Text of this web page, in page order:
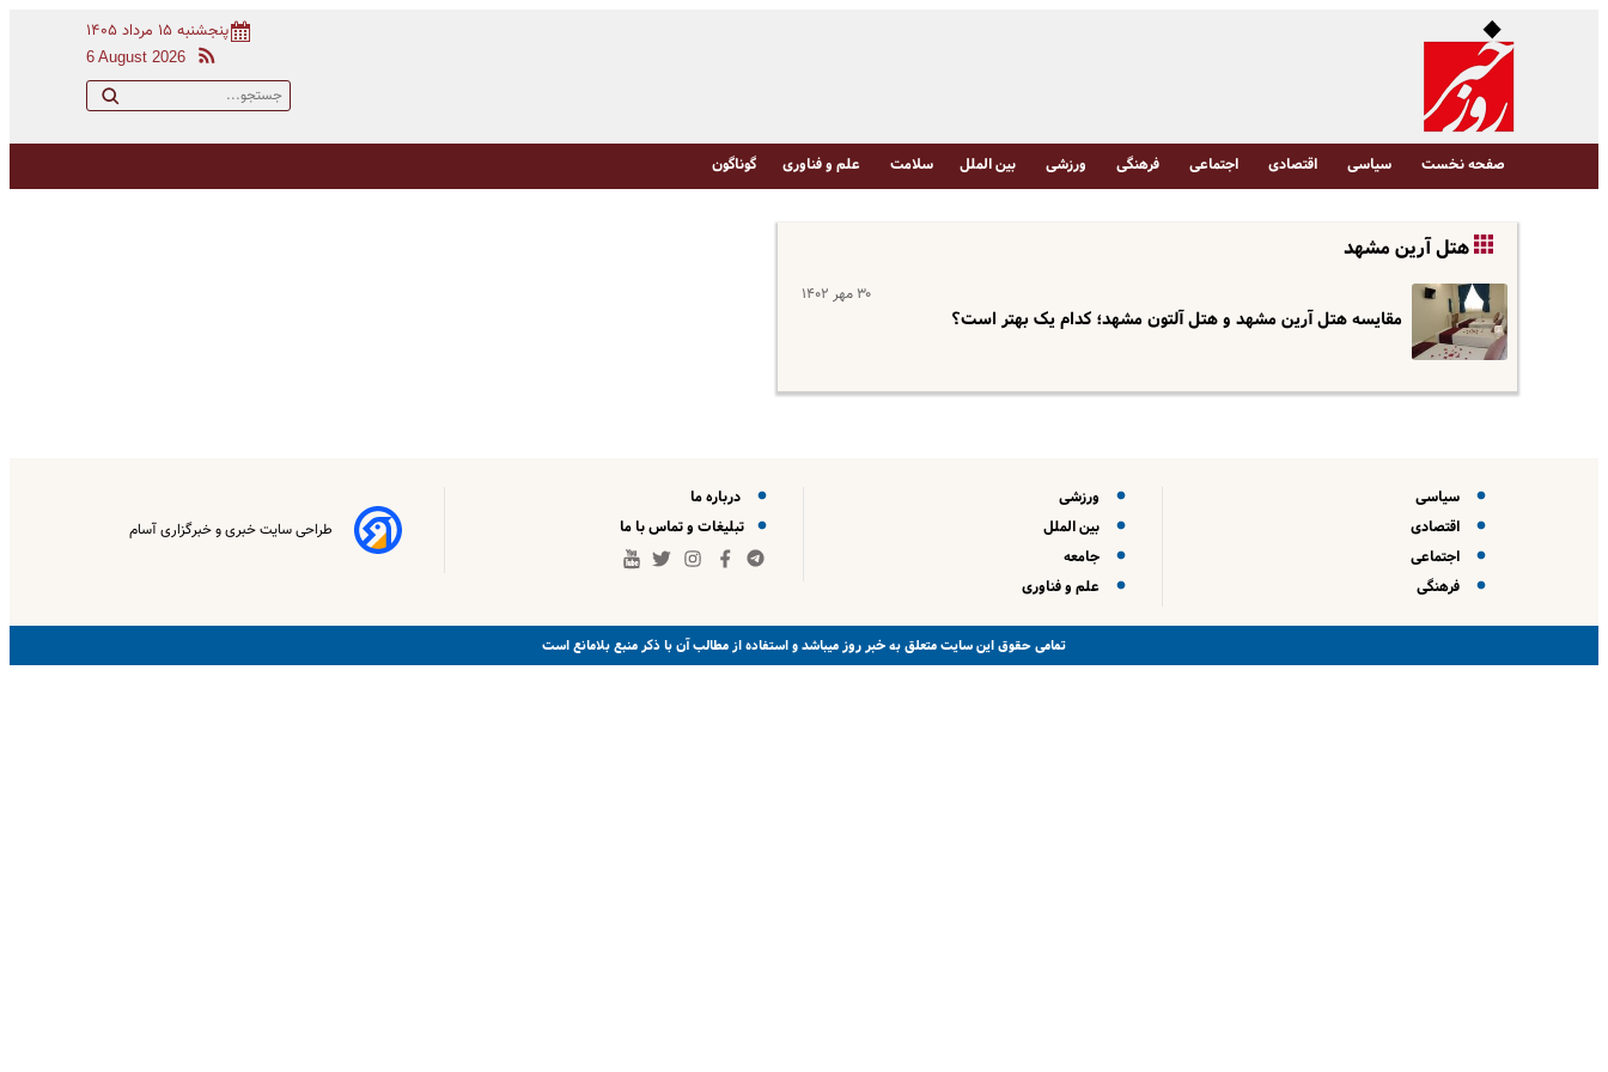
پنجشنبه ۱۵ مرداد ۱۴۰۵
6 August 2026
صفحه نخست سیاسی اقتصادی اجتماعی فرهنگی ورزشی بین الملل سلامت علم و فناوری گوناگون
هتل آرین مشهد
۳۰ مهر ۱۴۰۲
مقایسه هتل آرین مشهد و هتل آلتون مشهد؛ کدام یک بهتر است؟
سیاسی
اقتصادی
اجتماعی
فرهنگی
ورزشی
بین الملل
جامعه
علم و فناوری
درباره ما
تبلیغات و تماس با ما
طراحی سایت خبری و خبرگزاری آسام
تمامی حقوق این سایت متعلق بهخبر روزمیباشد و استفاده از مطالب آن با ذکر منبع بلامانع است